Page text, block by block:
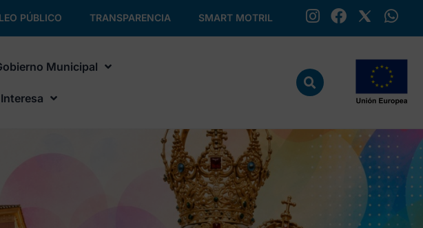
PÚBLICO TRANSPARENCIA SMART MOTRIL
Municipal